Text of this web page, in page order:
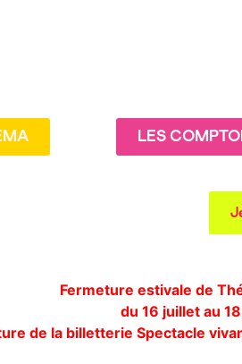
LES
Fermeture estivale de
du 16 juillet au
de la billetterie Spectacle